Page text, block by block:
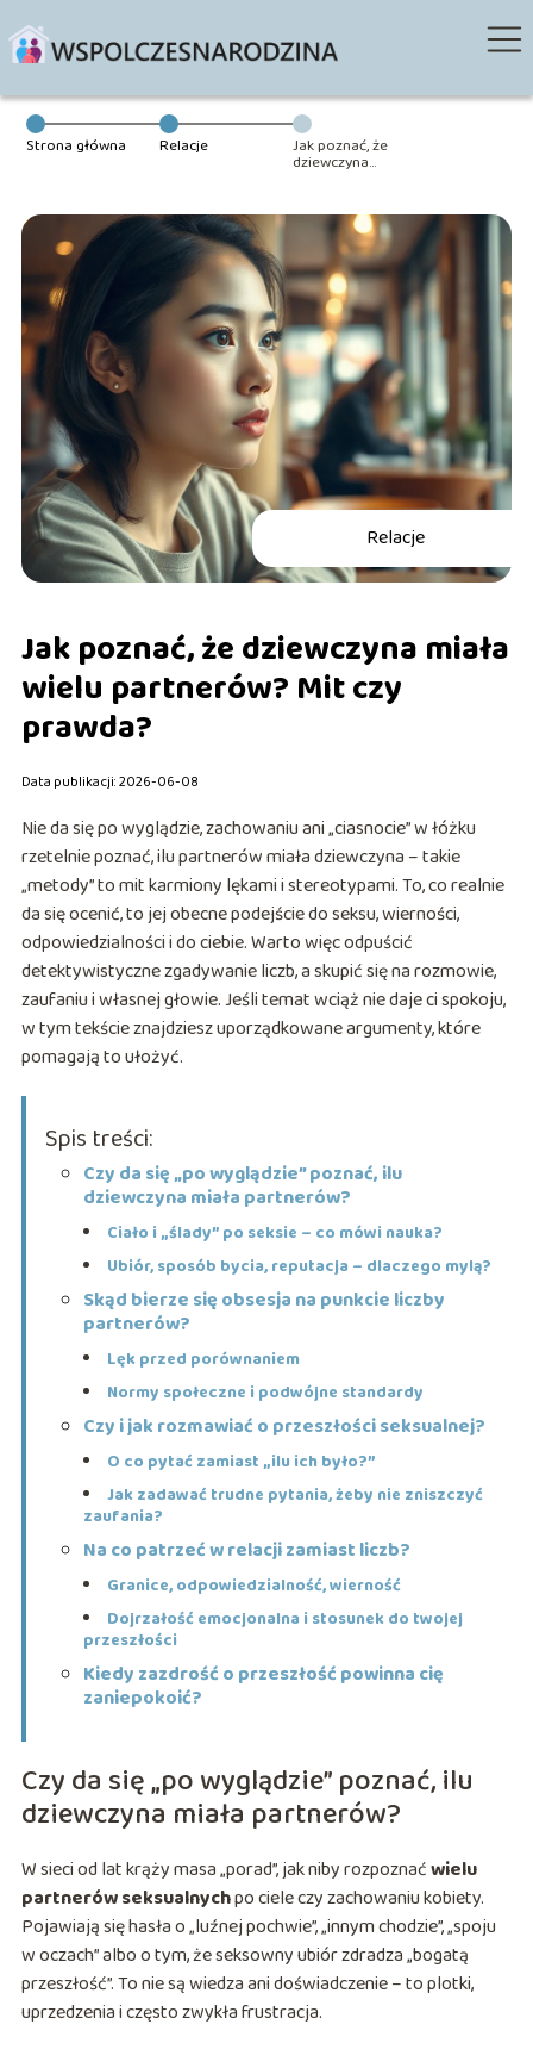
Strona główna Relacje Jak poznać, że
dziewczyna
czy prawda?
Relacje
Jak poznać, że dziewczyna miała
wielu partnerów? Mit czy
prawda?
Data publikacji: 2026-06-08
Nie da się po wyglądzie, zachowaniu ani „ciasnocie” w łóżku
rzetelnie poznać, ilu partnerów miała dziewczyna – takie
„metody” to mit karmiony lękami i stereotypami. To, co realnie
da się ocenić, to jej obecne podejście do seksu, wierności,
odpowiedzialności i do ciebie. Warto więc odpuścić
detektywistyczne zgadywanie liczb, a skupić się na rozmowie,
zaufaniu i własnej głowie. Jeśli temat wciąż nie daje ci spokoju,
w tym tekście znajdziesz uporządkowane argumenty, które
pomagają to ułożyć.
Spis treści:
Czy da się „po wyglądzie” poznać, ilu
dziewczyna miała partnerów?
Ciało i „ślady” po seksie – co mówi nauka?
Ubiór, sposób bycia, reputacja – dlaczego mylą?
Skąd bierze się obsesja na punkcie liczby
partnerów?
Lęk przed porównaniem
Normy społeczne i podwójne standardy
Czy i jak rozmawiać o przeszłości seksualnej?
O co pytać zamiast „ilu ich było?”
Jak zadawać trudne pytania, żeby nie zniszczyć
zaufania?
Na co patrzeć w relacji zamiast liczb?
Granice, odpowiedzialność, wierność
Dojrzałość emocjonalna i stosunek do twojej
przeszłości
Kiedy zazdrość o przeszłość powinna cię
zaniepokoić?
Czy da się „po wyglądzie” poznać, ilu
dziewczyna miała partnerów?
W sieci od lat krąży masa „porad”, jak niby rozpoznaćwielu
partnerów seksualnychpo ciele czy zachowaniu kobiety.
Pojawiają się hasła o „luźnej pochwie”, „innym chodzie”, „spoju
w oczach” albo o tym, że seksowny ubiór zdradza „bogatą
przeszłość”. To nie są wiedza ani doświadczenie – to plotki,
uprzedzenia i często zwykła frustracja.